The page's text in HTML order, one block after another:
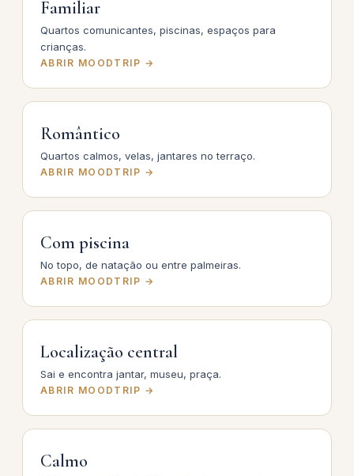
Familiar
Quartos comunicantes, piscinas, espaços para
crianças.
ABRIR MOODTRIP →
Romântico
Quartos calmos, velas, jantares no terraço.
ABRIR MOODTRIP →
Com piscina
No topo, de natação ou entre palmeiras.
ABRIR MOODTRIP →
Localização central
Sai e encontra jantar, museu, praça.
ABRIR MOODTRIP →
Calmo